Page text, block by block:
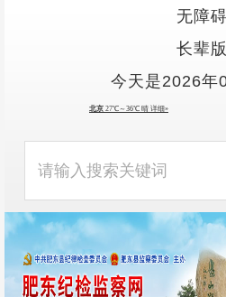
无障碍
长辈版
今天是2026年